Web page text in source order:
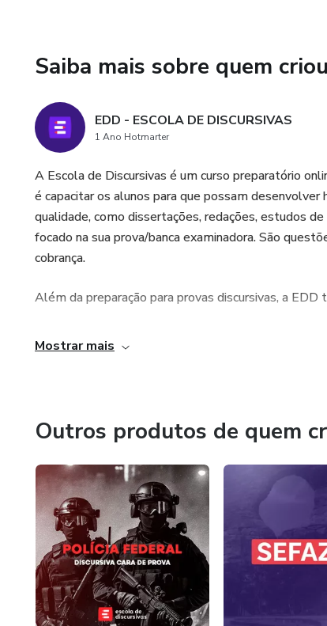
🎯 A conquista do seu
✅ 16 ESTUDOS DE
✅ 03 CORREÇÕES
✅ MATERIAL
DISPONIBILIZADO
🎯 É uma preparação
🎯 Eu preciso que você
chegará no dia da prova
🎯 20 pontos em jogo!
Vamos juntos em busca
Saiba mais sobre quem
EDD - ESCOLA DE DISCURSIVAS
1 Ano Hotmarter
A Escola de Discursivas é um curso preparatório
é capacitar os alunos para que possam
qualidade, como dissertações, redações, estudos
focado na sua prova/banca examinadora. São
cobrança.
Além da preparação para provas discursivas, a
Mostrar mais
Outros produtos de quem